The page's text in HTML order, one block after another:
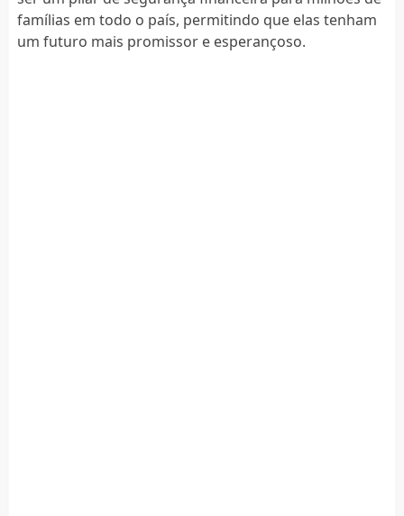
famílias em todo o país, permitindo que elas tenham
um futuro mais promissor e esperançoso.